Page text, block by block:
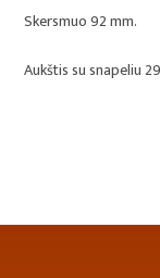
Skersmuo 92 mm.
Aukštis su snapeliu